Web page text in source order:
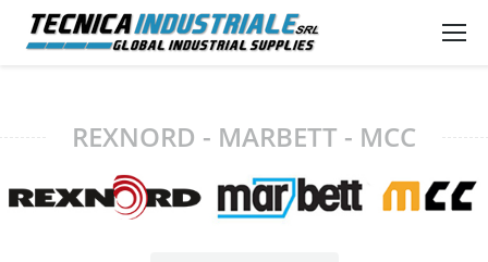
REXNORD - MARBETT - MCC